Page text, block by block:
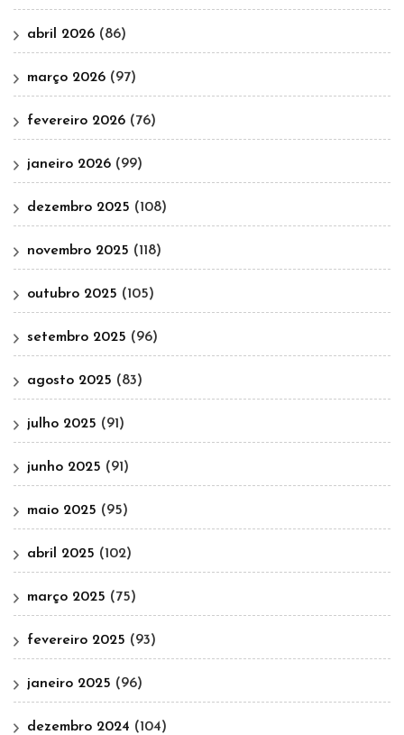
abril 2026 (86)
março 2026 (97)
fevereiro 2026 (76)
janeiro 2026 (99)
dezembro 2025 (108)
novembro 2025 (118)
outubro 2025 (105)
setembro 2025 (96)
agosto 2025 (83)
julho 2025 (91)
junho 2025 (91)
maio 2025 (95)
abril 2025 (102)
março 2025 (75)
fevereiro 2025 (93)
janeiro 2025 (96)
dezembro 2024 (104)